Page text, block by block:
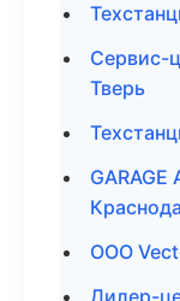
Сервис-
Тверь
ООО
Дилер-